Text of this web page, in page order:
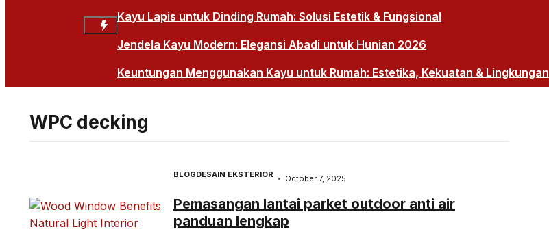
Kayu Lapis untuk Dinding Rumah: Solusi Estetik & Fungsional
Jendela Kayu Modern: Elegansi Abadi untuk Hunian 2026
Keuntungan Menggunakan Kayu untuk Rumah: Estetika, Kekuatan & Lingkungan
WPC decking
BLOGDESAIN EKSTERIOR October 7, 2025
Pemasangan lantai parket outdoor anti air
panduan lengkap